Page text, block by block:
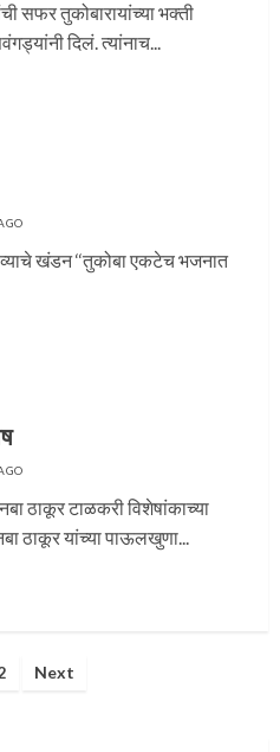
सफर तुकोबारायांच्या भक्ती
दिलं. त्यांनाच...
खंडन ‘‘तुकोबा एकटेच भजनात
ठाकूर टाळकरी विशेषांकाच्या
ठाकूर यांच्या पाऊलखुणा...
Next